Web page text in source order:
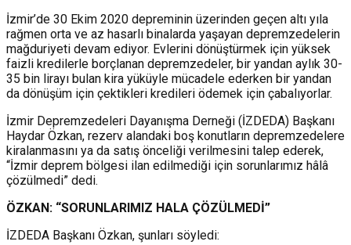
İzmir’de 30 Ekim 2020 depreminin üzerinden geçen altı yıla
rağmen orta ve az hasarlı binalarda yaşayan depremzedelerin
mağduriyeti devam ediyor. Evlerini dönüştürmek için yüksek
faizli kredilerle borçlanan depremzedeler, bir yandan aylık 30-
35 bin lirayı bulan kira yüküyle mücadele ederken bir yandan
da dönüşüm için çektikleri kredileri ödemek için çabalıyorlar.
İzmir Depremzedeleri Dayanışma Derneği (İZDEDA) Başkanı
Haydar Özkan, rezerv alandaki boş konutların depremzedelere
kiralanmasını ya da satış önceliği verilmesini talep ederek,
“İzmir deprem bölgesi ilan edilmediği için sorunlarımız hâlâ
çözülmedi” dedi.
ÖZKAN: “SORUNLARIMIZ HALA ÇÖZÜLMEDİ”
İZDEDA Başkanı Özkan, şunları söyledi: